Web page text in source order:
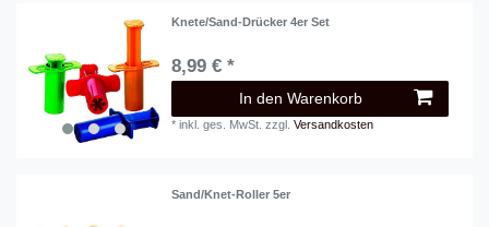
Knete/Sand-Drücker 4er Set
8,99 € *
In den Warenkorb
*inkl. ges. MwSt. zzgl.Versandkosten
Sand/Knet-Roller 5er